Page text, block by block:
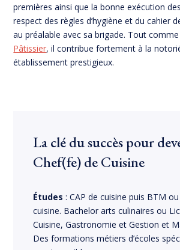
premières ainsi que la bonne exécution
respect des règles d’hygiène et du cahier
au préalable avec sa brigade. Tout
Pâtissier, il contribue fortement à la
établissement prestigieux.
La clé du succès pour
Chef(fe) de Cuisine
Études : CAP de cuisine puis BTM
cuisine. Bachelor arts culinaires ou
Cuisine, Gastronomie et Gestion et
Des formations métiers d’écoles